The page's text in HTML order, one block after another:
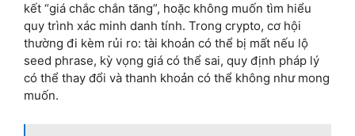
kết “giá chắc chắn tăng”, hoặc không muốn tìm hiểu
quy trình xác minh danh tính. Trong crypto, cơ hội
thường đi kèm rủi ro: tài khoản có thể bị mất nếu lộ
seed phrase, kỳ vọng giá có thể sai, quy định pháp lý
có thể thay đổi và thanh khoản có thể không như mong
muốn.